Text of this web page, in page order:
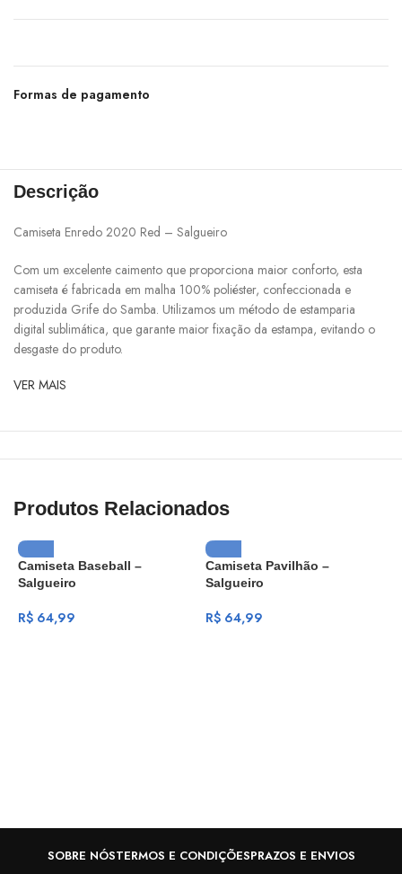
Formas de pagamento
Descrição
Camiseta Enredo 2020 Red – Salgueiro
Com um excelente caimento que proporciona maior conforto, esta
camiseta é fabricada em malha 100% poliéster, confeccionada e
produzida Grife do Samba. Utilizamos um método de estamparia
digital sublimática, que garante maior fixação da estampa, evitando o
desgaste do produto.
VER MAIS
Produtos Relacionados
Camiseta Baseball –
Salgueiro
R$ 64,99
Camiseta Pavilhão –
Salgueiro
R$64,99
SOBRE NÓSTERMOS E CONDIÇÕESPRAZOS E ENVIOS